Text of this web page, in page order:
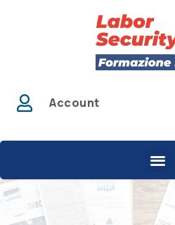
Account